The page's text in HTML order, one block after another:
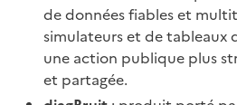
de données fiables et
simulateurs et de tableaux
une action publique plus
et partagée.